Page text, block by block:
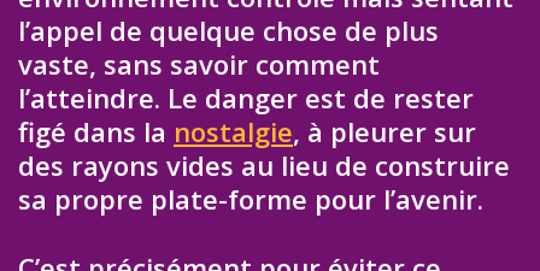
l’appel de quelque chose de plus
vaste, sans savoir comment
l’atteindre. Le danger est de rester
figé dans la nostalgie, à pleurer sur
des rayons vides au lieu de construire
sa propre plate-forme pour l’avenir.